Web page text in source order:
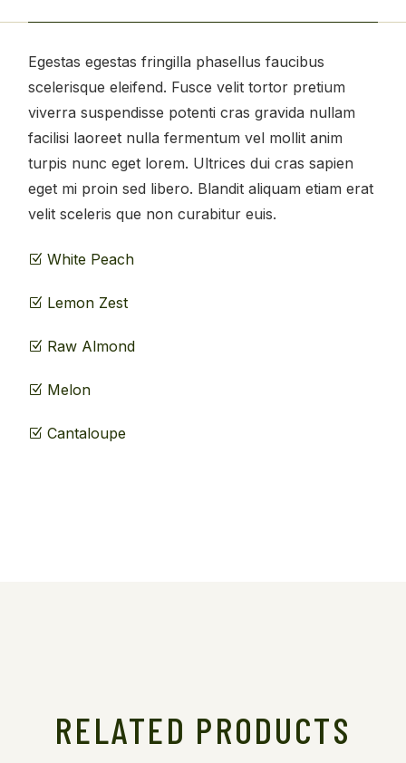
Egestas egestas fringilla phasellus faucibus
scelerisque eleifend. Fusce velit tortor pretium
viverra suspendisse potenti cras gravida nullam
facilisi laoreet nulla fermentum vel mollit anim
turpis nunc eget lorem. Ultrices dui cras sapien
eget mi proin sed libero. Blandit aliquam etiam erat
velit sceleris que non curabitur euis.
White Peach
Lemon Zest
Raw Almond
Melon
Cantaloupe
RELATED PRODUCTS